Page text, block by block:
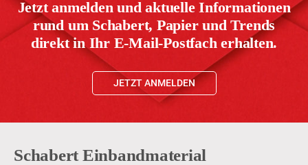
Jetzt anmelden und aktuelle Informationen
rund um Schabert, Papier und Trends
direkt in Ihr E-Mail-Postfach erhalten.
JETZT ANMELDEN
Schabert Einbandmaterial